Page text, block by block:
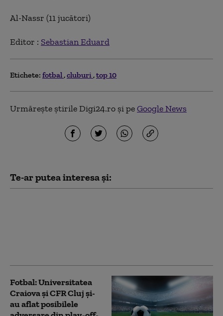
Al-Nassr (11 jucători)
Editor : Sebastian Eduard
Etichete: fotbal cluburi top 10
Urmărește știrile Digi24.ro și peGoogle News
Te-ar putea interesa și:
Fotbal: Universitatea
Craiova şi CFR Cluj şi-
au aflat posibilele